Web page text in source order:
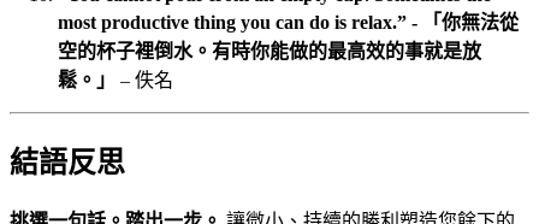
most productive thing you can do is relax.” - 「你無法從
空的杯子裡倒水。有時你能做的最高效的事就是放
鬆。」
– 佚名
結語反思